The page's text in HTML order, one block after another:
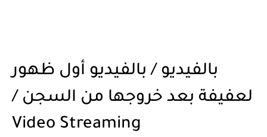
بالفيديو / بالفيديو أول ظهور
لعفيفة بعد خروجها من السجن /
Video Streaming